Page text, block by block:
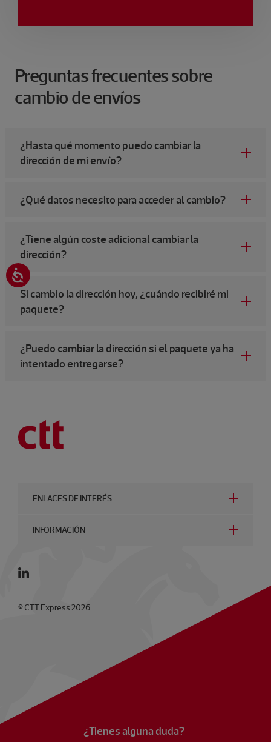
Preguntas frecuentes sobre
cambio de envíos
¿Hasta qué momento puedo cambiar la
dirección de mi envío?
¿Qué datos necesito para acceder al cambio?
¿Tiene algún coste adicional cambiar la
dirección?
Si cambio la dirección hoy, ¿cuándo recibiré mi
paquete?
¿Puedo cambiar la dirección si el paquete ya ha
intentado entregarse?
ENLACES DE INTERÉS
INFORMACIÓN
© CTT Express 2026
¿Tienes alguna duda?